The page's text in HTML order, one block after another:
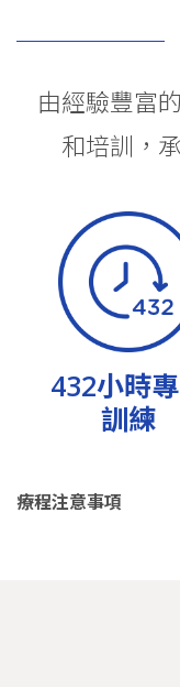
由經驗豐富
和培訓，
432小時
訓練
療程注意事項